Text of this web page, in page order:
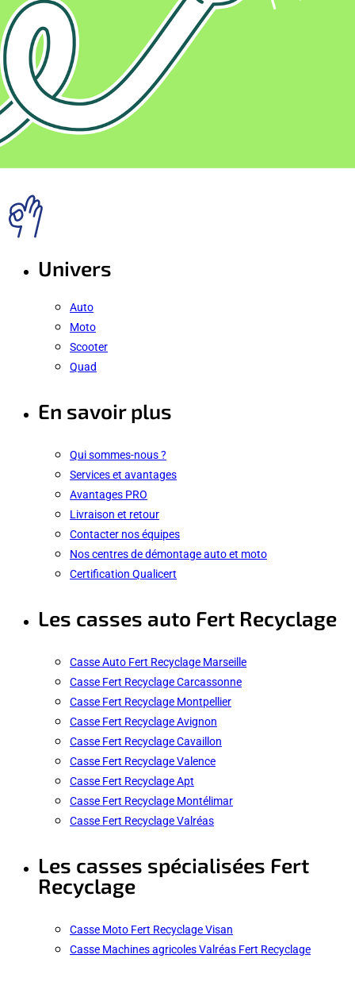
Univers
Auto
Moto
Scooter
Quad
En savoir plus
Qui sommes-nous ?
Services et avantages
Avantages PRO
Livraison et retour
Contacter nos équipes
Nos centres de démontage auto et moto
Certification Qualicert
Les casses auto Fert Recyclage
Casse Auto Fert Recyclage Marseille
Casse Fert Recyclage Carcassonne
Casse Fert Recyclage Montpellier
Casse Fert Recyclage Avignon
Casse Fert Recyclage Cavaillon
Casse Fert Recyclage Valence
Casse Fert Recyclage Apt
Casse Fert Recyclage Montélimar
Casse Fert Recyclage Valréas
Les casses spécialisées Fert
Recyclage
Casse Moto Fert Recyclage Visan
Casse Machines agricoles Valréas Fert Recyclage